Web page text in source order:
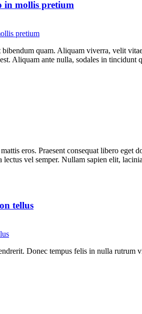
in mollis pretium
quam. Aliquam viverra, velit
Aliquam ante nulla, sodales in
eros. Praesent consequat libero eget
lectus vel semper. Nullam sapien elit,
tellus
Donec tempus felis in nulla rutrum